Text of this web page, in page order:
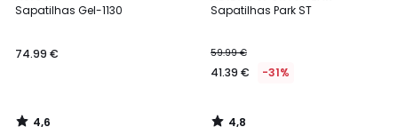
Sapatilhas Gel-1130
74.99 €
/ 5
4,6
Sapatilhas Park ST
59.99 €
41.39 € -31%
/ 5
4,8